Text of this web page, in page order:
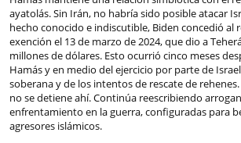
ayatolás. Sin Irán, no habría sido posible atacar
hecho conocido e indiscutible, Biden concedió al
exención el 13 de marzo de 2024, que dio a
millones de dólares. Esto ocurrió cinco meses
Hamás y en medio del ejercicio por parte de
soberana y de los intentos de rescate de
no se detiene ahí. Continúa reescribiendo
enfrentamiento en la guerra, configuradas para
agresores islámicos.